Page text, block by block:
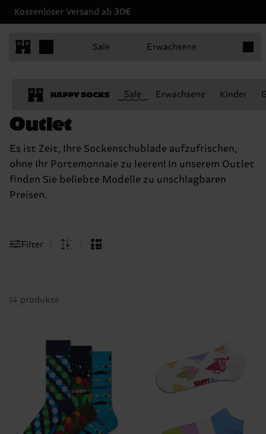
Kostenloser Versand ab 30€
Sale Erwachsene
Sale Erwachsene Kinder
Outlet
Es ist Zeit, Ihre Sockenschublade aufzufrischen,
ohne Ihr Portemonnaie zu leeren! In unserem Outlet
finden Sie beliebte Modelle zu unschlagbaren
Preisen.
Filter
14 produkte